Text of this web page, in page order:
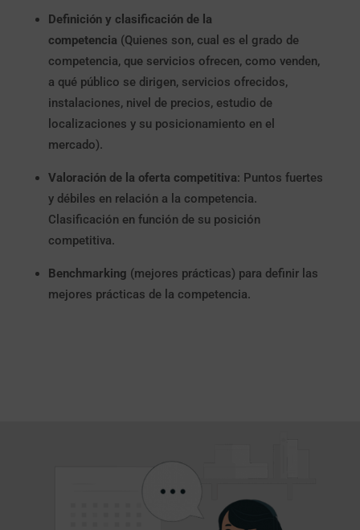
Definición y clasificación de la
competencia (Quienes son, cual es el grado de
competencia, que servicios ofrecen, como venden,
a qué público se dirigen, servicios ofrecidos,
instalaciones, nivel de precios, estudio de
localizaciones y su posicionamiento en el
mercado).
Valoración de la oferta competitiva: Puntos fuertes
y débiles en relación a la competencia.
Clasificación en función de su posición
competitiva.
Benchmarking (mejores prácticas) para definir las
mejores prácticas de la competencia.